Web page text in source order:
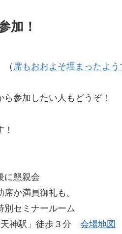
加！
（ 席もおおよそ埋まったよう
参加したい人もどうぞ！
懇親会
か満員御礼も。
セミナールーム
神駅」徒歩３分 会場地図